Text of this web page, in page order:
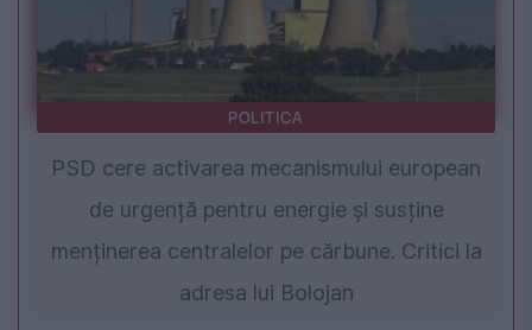
POLITICA
PSD cere activarea mecanismului european
de urgență pentru energie și susține
menținerea centralelor pe cărbune. Critici la
adresa lui Bolojan